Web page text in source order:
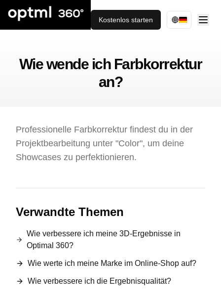
Kostenlos starten
Wie wende ich Farbkorrektur
an?
Professionelle Farbkorrektur findest du in der
Projektbearbeitung unter "Color", um deine
Showcases zu perfektionieren.
Verwandte Themen
Wie verbessere ich meine 3D-Ergebnisse in
Optimal 360?
Wie werte ich meine Marke im Online-Shop auf?
Wie verbessere ich die Ergebnisqualität?